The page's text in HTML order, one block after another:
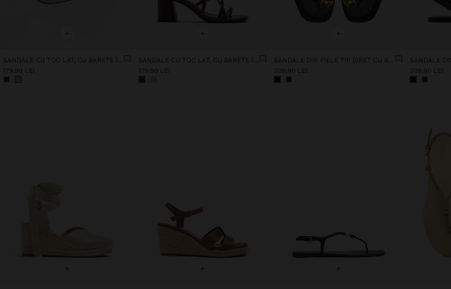
+
SANDALE CU TOC LAT, CU BARETE ÎNCRUCIȘATE
179.90 LEI
+
SANDALE CU TOC LAT, CU BARETE ÎNCRUCIȘATE
179.90 LEI
+
SANDALE DIN PIELE TIP ȘIRET CU BARETĂ LA GLEZNĂ
209.90 LEI
209.90 LEI
+ + +